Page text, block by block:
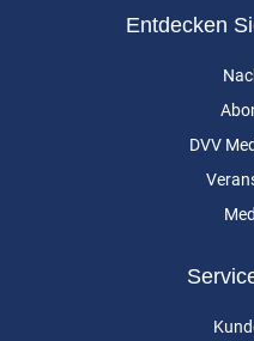
Entdecken
DVV